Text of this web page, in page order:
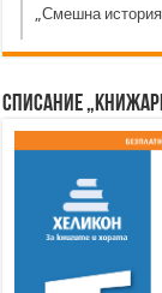
„Смешна
Списание